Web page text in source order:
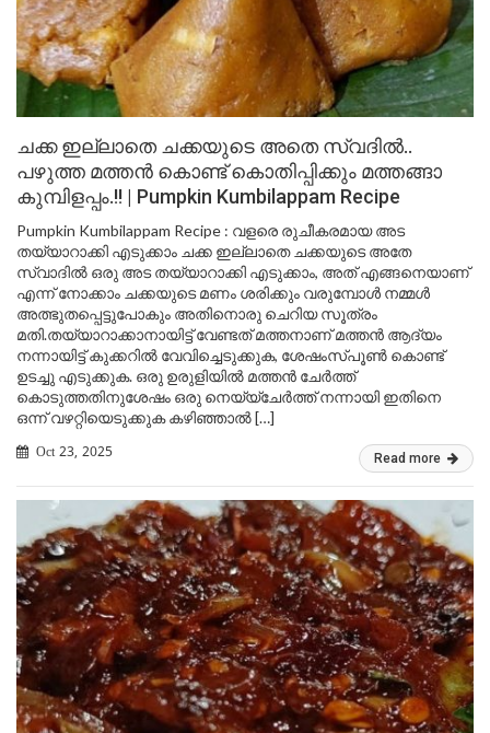
ചക്ക ഇല്ലാതെ ചക്കയുടെ അതെ സ്വദിൽ..
പഴുത്ത മത്തൻ കൊണ്ട് കൊതിപ്പിക്കും മത്തങ്ങാ
കുമ്പിളപ്പം.!! | Pumpkin Kumbilappam Recipe
Pumpkin Kumbilappam Recipe : വളരെ രുചീകരമായ അട
തയ്യാറാക്കി എടുക്കാം ചക്ക ഇല്ലാതെ ചക്കയുടെ അതേ
സ്വാദിൽ ഒരു അട തയ്യാറാക്കി എടുക്കാം, അത് എങ്ങനെയാണ്
എന്ന് നോക്കാം ചക്കയുടെ മണം ശരിക്കും വരുമ്പോൾ നമ്മൾ
അത്ഭുതപ്പെട്ടുപോകും അതിനൊരു ചെറിയ സൂത്രം
മതി.തയ്യാറാക്കാനായിട്ട് വേണ്ടത് മത്തനാണ് മത്തൻ ആദ്യം
നന്നായിട്ട് കുക്കറിൽ വേവിച്ചെടുക്കുക, ശേഷംസ്പൂൺ കൊണ്ട്
ഉടച്ചു എടുക്കുക. ഒരു ഉരുളിയിൽ മത്തൻ ചേർത്ത്
കൊടുത്തതിനുശേഷം ഒരു നെയ്യ്ചേർത്ത് നന്നായി ഇതിനെ
ഒന്ന് വഴറ്റിയെടുക്കുക കഴിഞ്ഞാൽ […]
Oct 23, 2025 Read more